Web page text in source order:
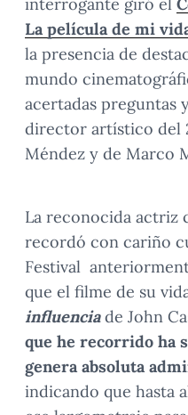
interrogante giró el
La película de mi
la presencia de
mundo
acertadas preguntas
director artístico del
Méndez y de Marco
La reconocida actriz
recordó con cariño
Festival
que el filme de su
influenciade John
que he recorrido ha
genera absoluta
indicando que hasta